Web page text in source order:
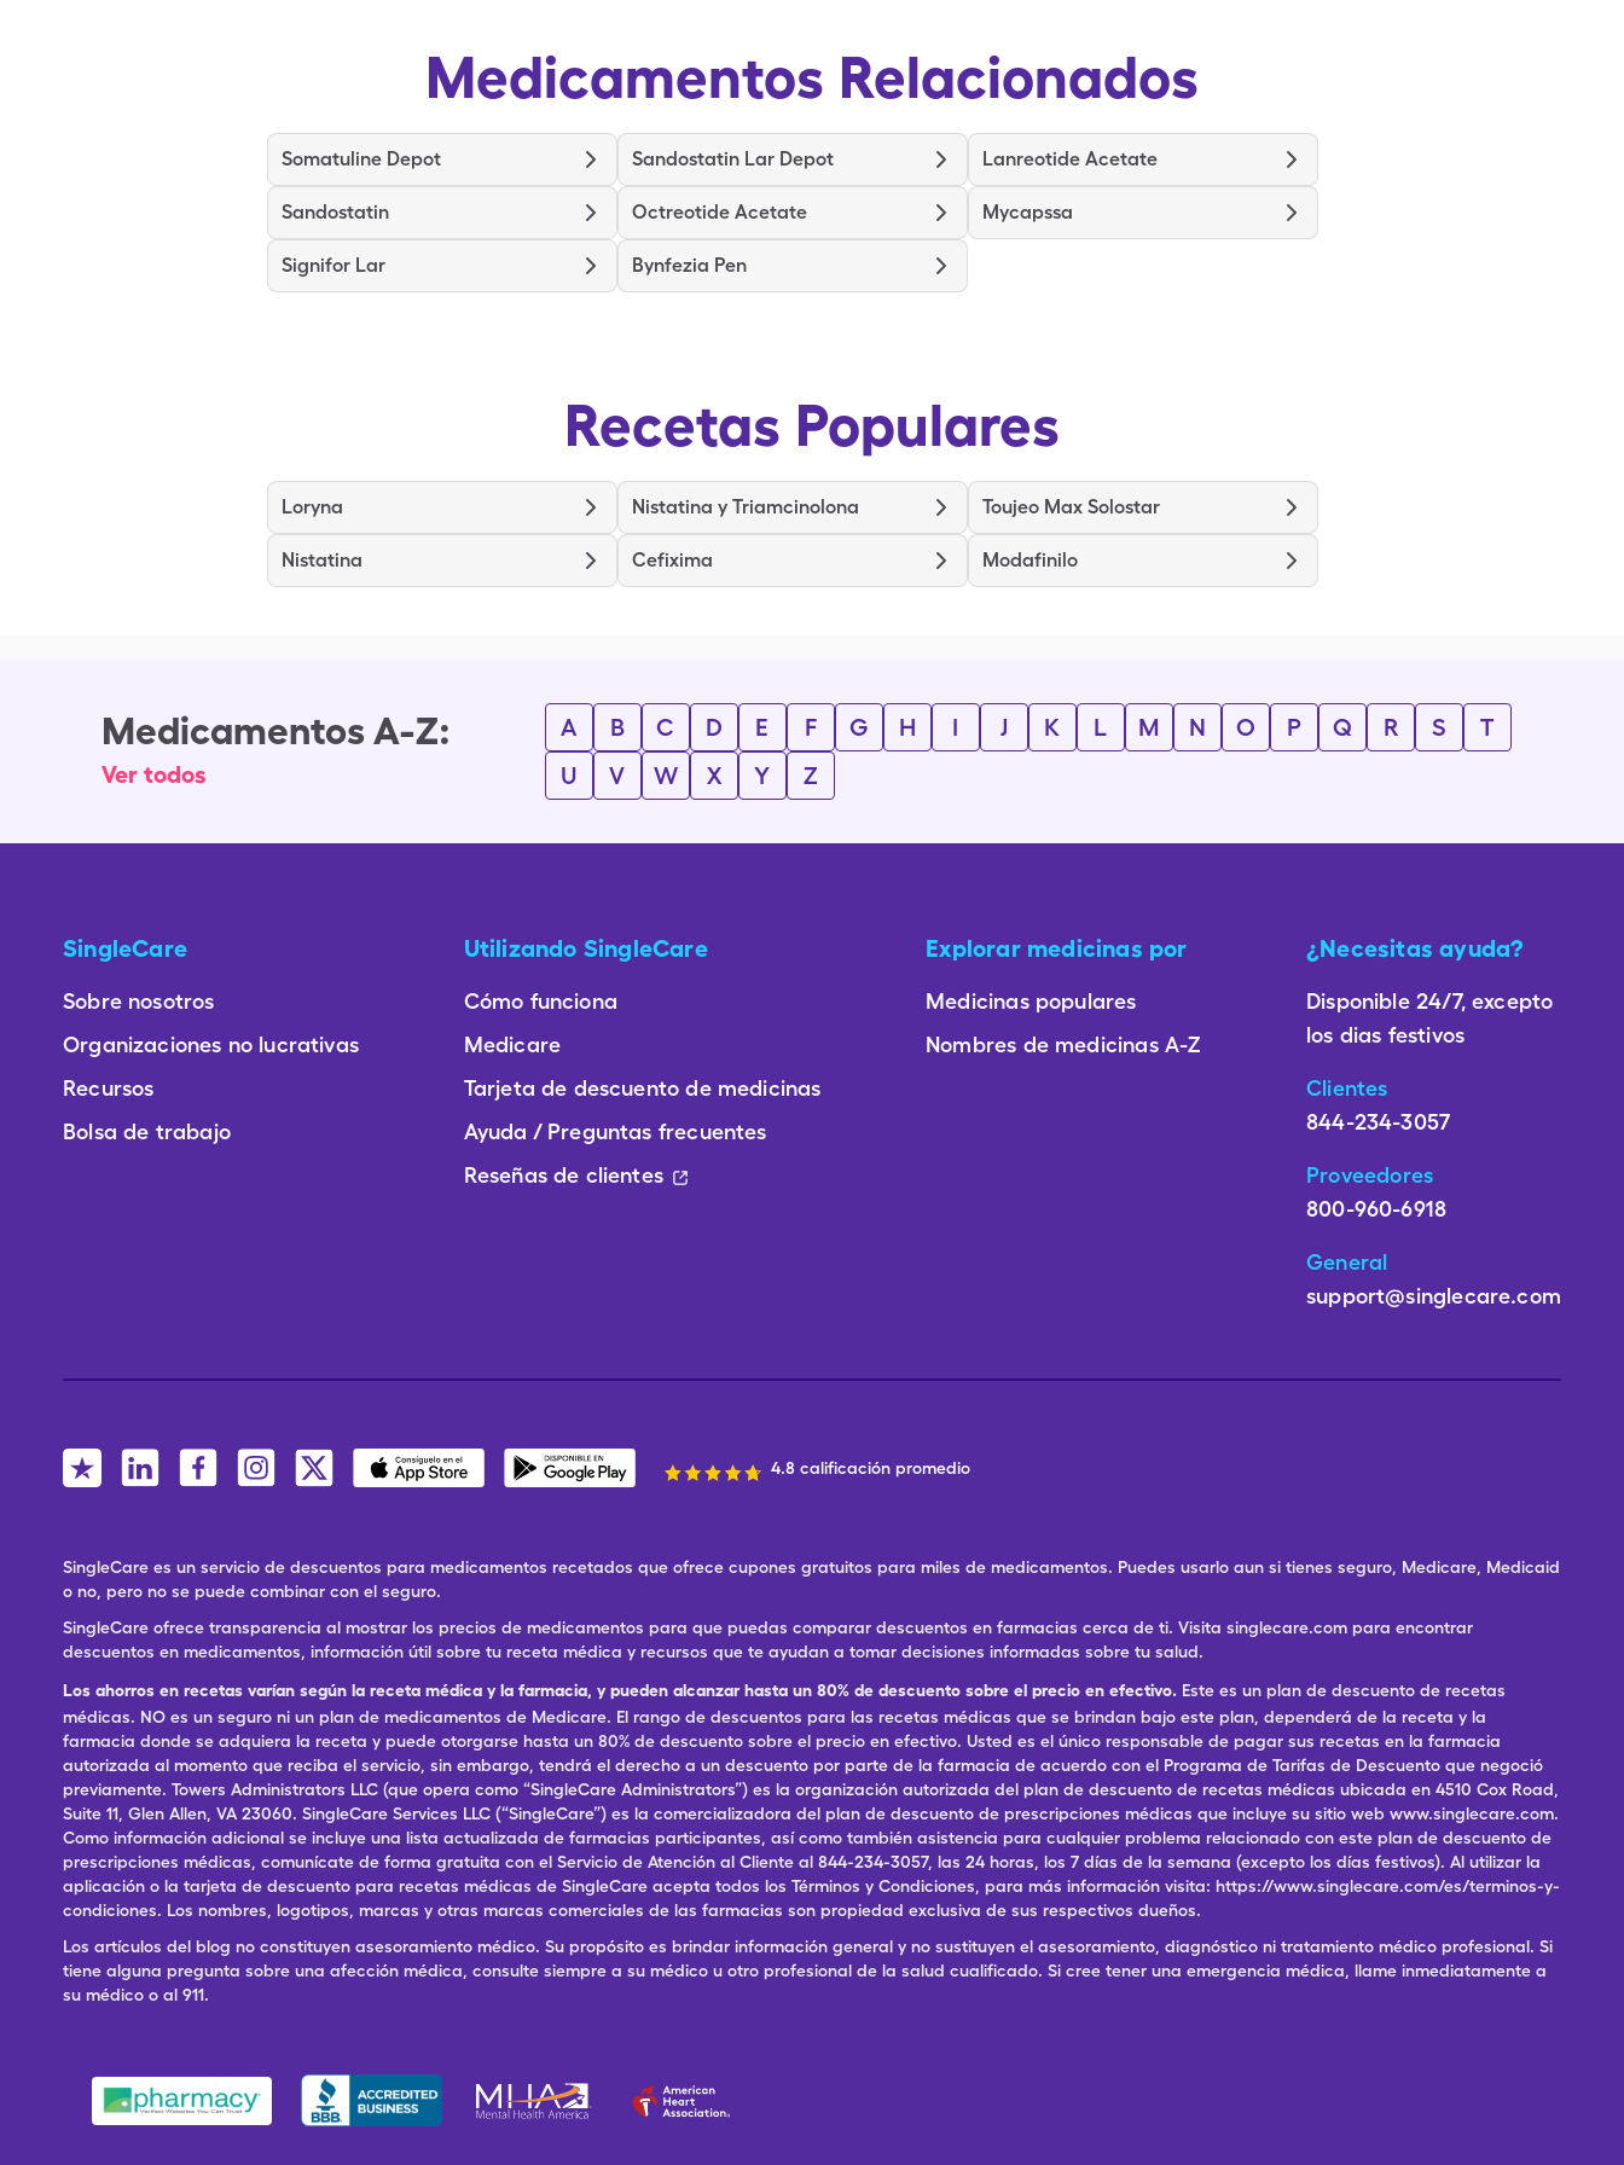
Medicamentos Relacionados
Somatuline Depot Sandostatin Lar Depot Lanreotide Acetate
Sandostatin Octreotide Acetate Mycapssa
Signifor Lar Bynfezia Pen
Recetas Populares
Loryna Nistatina y Triamcinolona Toujeo Max Solostar
Nistatina Cefixima Modafinilo
Medicamentos A-Z:
Ver todos
A B C D E F G H I J K L M N O P Q R S
T
U
V W X Y Z
SingleCare
Sobre nosotros
Organizaciones no lucrativas
Recursos
Bolsa de trabajo
Utilizando SingleCare
Cómo funciona
Medicare
Tarjeta de descuento de medicinas
Ayuda / Preguntas frecuentes
Reseñas de clientes
Explorar medicinas por
Medicinas populares
Nombres de medicinas A-Z
¿Necesitas ayuda?
Disponible 24/7, excepto
los dias festivos
Clientes
844-234-3057
Proveedores
800-960-6918
General
support@singlecare.com
4.8 calificación promedio
SingleCare es un servicio de descuentos para medicamentos recetados que ofrece cupones gratuitos para miles de medicamentos. Puedes usarlo aun si tienes seguro, Medicare, Medicaid
o no, pero no se puede combinar con el seguro.
SingleCare ofrece transparencia al mostrar los precios de medicamentos para que puedas comparar descuentos en farmacias cerca de ti. Visita singlecare.com para encontrar
descuentos en medicamentos, información útil sobre tu receta médica y recursos que te ayudan a tomar decisiones informadas sobre tu salud.
Los ahorros en recetas varían según la receta médica y la farmacia, y pueden alcanzar hasta un 80% de descuento sobre el precio en efectivo. Este es un plan de descuento de recetas
médicas. NO es un seguro ni un plan de medicamentos de Medicare. El rango de descuentos para las recetas médicas que se brindan bajo este plan, dependerá de la receta y la
farmacia donde se adquiera la receta y puede otorgarse hasta un 80% de descuento sobre el precio en efectivo. Usted es el único responsable de pagar sus recetas en la farmacia
autorizada al momento que reciba el servicio, sin embargo, tendrá el derecho a un descuento por parte de la farmacia de acuerdo con el Programa de Tarifas de Descuento que negoció
previamente. Towers Administrators LLC (que opera como “SingleCare Administrators”) es la organización autorizada del plan de descuento de recetas médicas ubicada en 4510 Cox Road,
Suite 11, Glen Allen, VA 23060. SingleCare Services LLC (“SingleCare”) es la comercializadora del plan de descuento de prescripciones médicas que incluye su sitio web www.singlecare.com.
Como información adicional se incluye una lista actualizada de farmacias participantes, así como también asistencia para cualquier problema relacionado con este plan de descuento de
prescripciones médicas, comunícate de forma gratuita con el Servicio de Atención al Cliente al 844-234-3057, las 24 horas, los 7 días de la semana (excepto los días festivos). Al utilizar la
aplicación o la tarjeta de descuento para recetas médicas de SingleCare acepta todos los Términos y Condiciones, para más información visita: https://www.singlecare.com/es/terminos-y-
condiciones. Los nombres, logotipos, marcas y otras marcas comerciales de las farmacias son propiedad exclusiva de sus respectivos dueños.
Los artículos del blog no constituyen asesoramiento médico. Su propósito es brindar información general y no sustituyen el asesoramiento, diagnóstico ni tratamiento médico profesional. Si
tiene alguna pregunta sobre una afección médica, consulte siempre a su médico u otro profesional de la salud cualificado. Si cree tener una emergencia médica, llame inmediatamente a
su médico o al 911.